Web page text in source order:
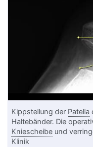
Kippstellung der Patella
Haltebänder. Die
Kniescheibe und
Klinik